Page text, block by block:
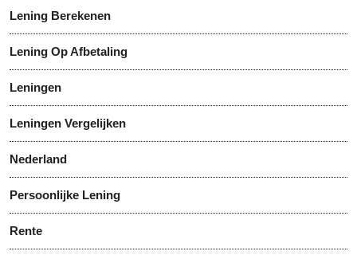
Lening Berekenen
Lening Op Afbetaling
Leningen
Leningen Vergelijken
Nederland
Persoonlijke Lening
Rente